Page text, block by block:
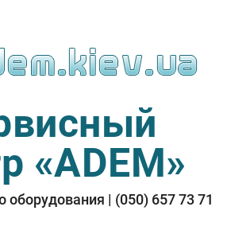
«ADEM»
оборудования | (050) 657 73 71